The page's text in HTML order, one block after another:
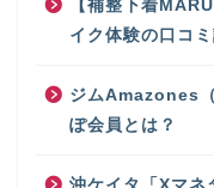
【補整下着
イク体験の口コミ
ジムAmazones
ぽ会員とは？